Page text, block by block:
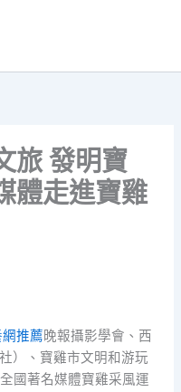
旅 發明寶
體走進寶雞
推薦晚報攝影學會、西
）、寶雞市文明和游玩
國著名媒體寶雞采風運